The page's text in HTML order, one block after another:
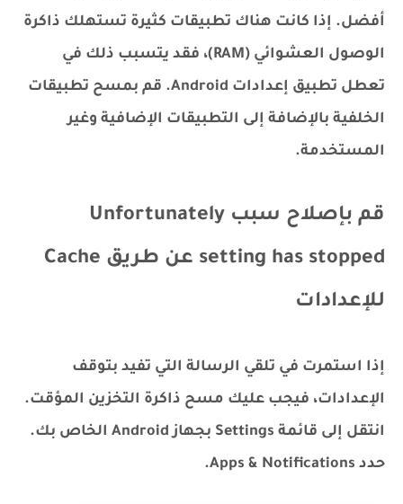
أفضل. إذا كانت هناك تطبيقات كثيرة تستهلك ذاكرة
الوصول العشوائي (RAM)، فقد يتسبب ذلك في
تعطل تطبيق إعدادات Android. قم بمسح تطبيقات
الخلفية بالإضافة إلى التطبيقات الإضافية وغير
المستخدمة.
قم بإصلاح سبب Unfortunately
setting has stopped عن طريق Cache
للإعدادات
إذا استمرت في تلقي الرسالة التي تفيد بتوقف
الإعدادات، فيجب عليك مسح ذاكرة التخزين المؤقت.
انتقل إلى قائمة Settings بجهاز Android الخاص بك.
حدد Apps & Notifications.